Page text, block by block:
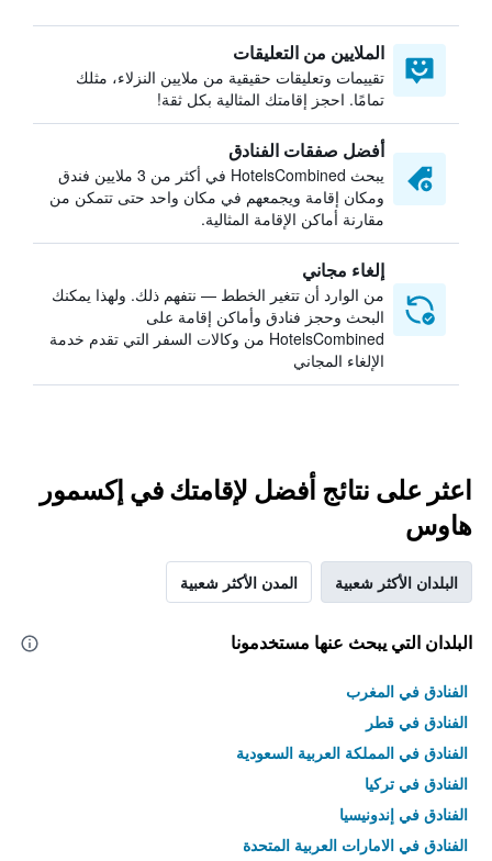
الملايين من التعليقات
تقييمات وتعليقات حقيقية من ملايين النزلاء، مثلك
تمامًا. احجز إقامتك المثالية بكل ثقة!
أفضل صفقات الفنادق
يبحث HotelsCombined في أكثر من 3 ملايين فندق
ومكان إقامة ويجمعهم في مكان واحد حتى تتمكن من
مقارنة أماكن الإقامة المثالية.
إلغاء مجاني
من الوارد أن تتغير الخطط — نتفهم ذلك. ولهذا يمكنك
البحث وحجز فنادق وأماكن إقامة على
HotelsCombined من وكالات السفر التي تقدم خدمة
الإلغاء المجاني
اعثر على نتائج أفضل لإقامتك في إكسمور
هاوس
البلدان الأكثر شعبية المدن الأكثر شعبية
البلدان التي يبحث عنها مستخدمونا
الفنادق في المغرب
الفنادق في قطر
الفنادق في المملكة العربية السعودية
الفنادق في تركيا
الفنادق في إندونيسيا
الفنادق في الامارات العربية المتحدة